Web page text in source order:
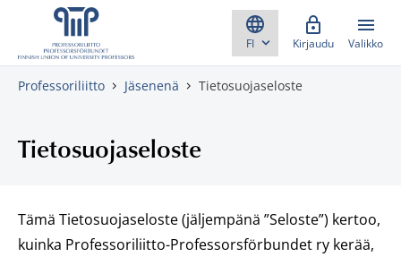
Skippaa sisältö
Kirjaudu Valikko
Professoriliitto Jäsenenä Tietosuojaseloste
Tietosuojaseloste
Tämä Tietosuojaseloste (jäljempänä ”Seloste”) kertoo,
kuinka Professoriliitto-Professorsförbundet ry kerää,